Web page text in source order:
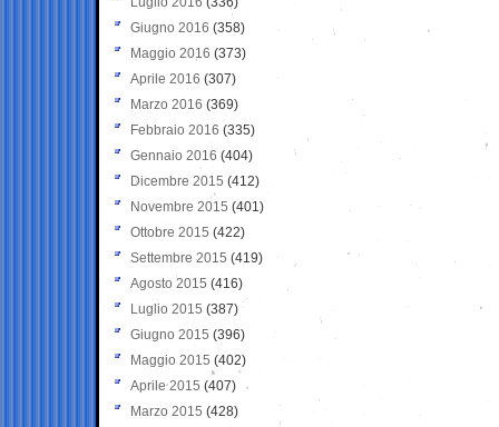
Giugno 2016 (358)
Maggio 2016 (373)
Aprile 2016 (307)
Marzo 2016 (369)
Febbraio 2016 (335)
Gennaio 2016 (404)
Dicembre 2015 (412)
Novembre 2015 (401)
Ottobre 2015 (422)
Settembre 2015 (419)
Agosto 2015 (416)
Luglio 2015 (387)
Giugno 2015 (396)
Maggio 2015 (402)
Aprile 2015 (407)
Marzo 2015 (428)